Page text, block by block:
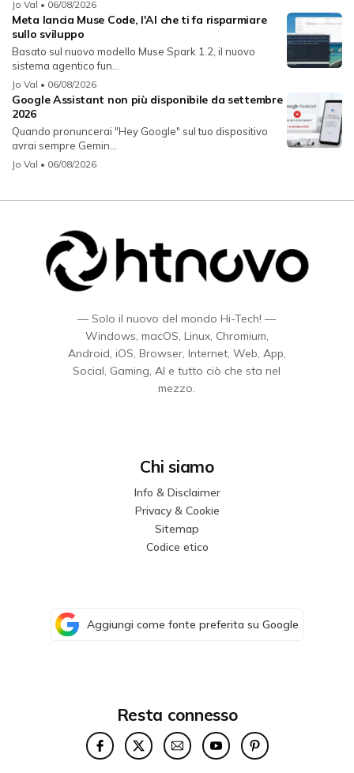
Jo Val • 06/08/2026
Meta lancia Muse Code, l'AI che ti fa risparmiare
sullo sviluppo
Basato sul nuovo modello Muse Spark 1.2, il nuovo
sistema agentico fun...
Jo Val • 06/08/2026
Google Assistant non più disponibile da settembre
2026
Quando pronuncerai "Hey Google" sul tuo dispositivo
avrai sempre Gemin...
Jo Val • 06/08/2026
— Solo il nuovo del mondo Hi-Tech! —
Windows, macOS, Linux, Chromium,
Android, iOS, Browser, Internet, Web, App,
Social, Gaming, AI e tutto ciò che sta nel
mezzo.
Chi siamo
Info & Disclaimer
Privacy & Cookie
Sitemap
Codice etico
Aggiungi come fonte preferita su Google
Resta connesso